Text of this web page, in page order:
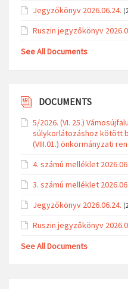
Jegyzőkönyv 2026.06.24.
Ruszin jegyzőkönyv
See All Documents
DOCUMENTS
5/2026. (VI. 25.)
súlykorlátozáshoz kötött
(VIII.01.) önkormányzati
4. számú melléklet
3. számú melléklet
Jegyzőkönyv 2026.06.24.
Ruszin jegyzőkönyv
See All Documents